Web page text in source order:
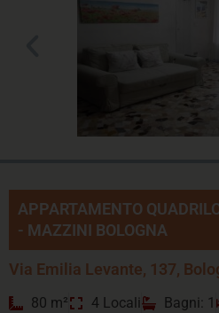
APPARTAMENTO
- MAZZINI BOLOGNA
Via Emilia Levante, 137,
80 m² 4 Locali Bagni: 1